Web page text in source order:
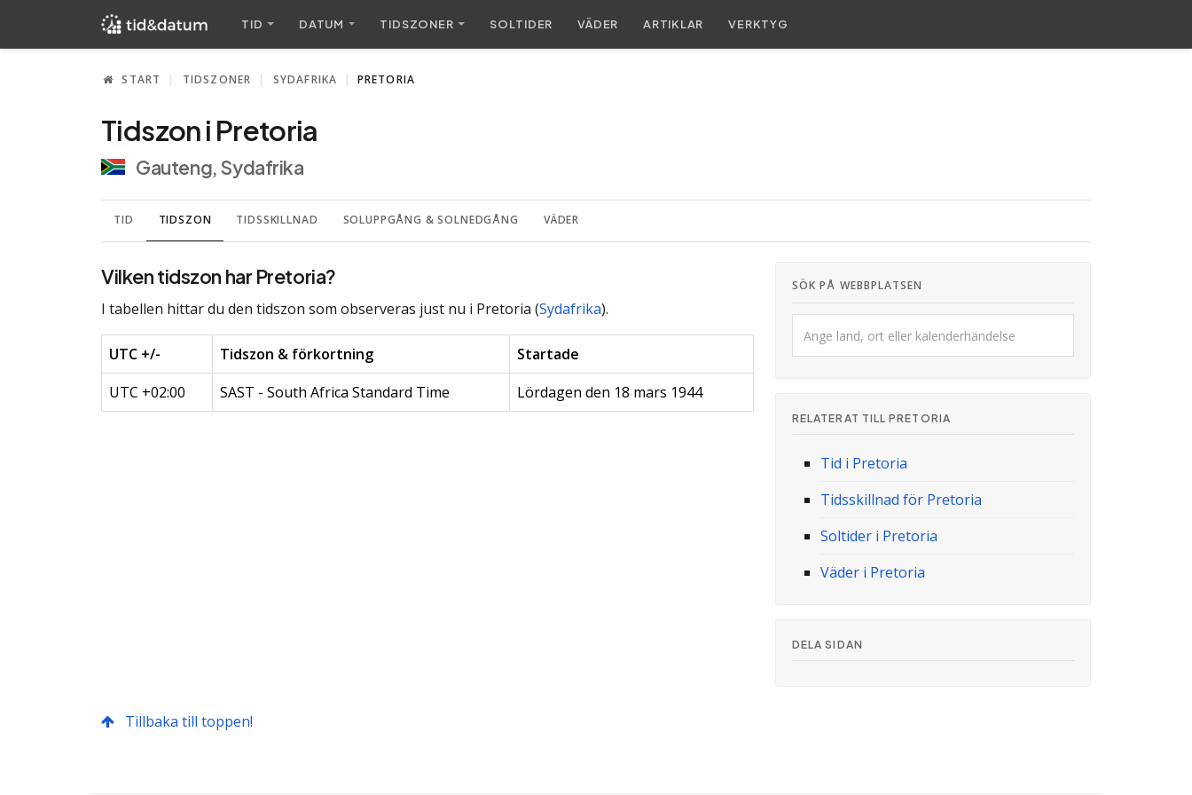
TID DATUM TIDSZONER SOLTIDER VÄDER ARTIKLAR VERKTYG
START TIDSZONER SYDAFRIKA PRETORIA
Tidszon i Pretoria
Gauteng, Sydafrika
TID TIDSZON TIDSSKILLNAD SOLUPPGÅNG & SOLNEDGÅNG VÄDER
Vilken tidszon har Pretoria?
I tabellen hittar du den tidszon som observeras just nu i Pretoria (Sydafrika).
UTC +/- Tidszon & förkortning
Startade
UTC +02:00
SAST - South Africa Standard Time Lördagen den 18 mars 1944
Tillbaka till toppen!
SÖK PÅ WEBBPLATSEN
RELATERAT TILL PRETORIA
Tid i Pretoria
Tidsskillnad för Pretoria
Soltider i Pretoria
Väder i Pretoria
DELA SIDAN